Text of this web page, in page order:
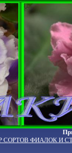
СОРТОВ ФИАЛОК И